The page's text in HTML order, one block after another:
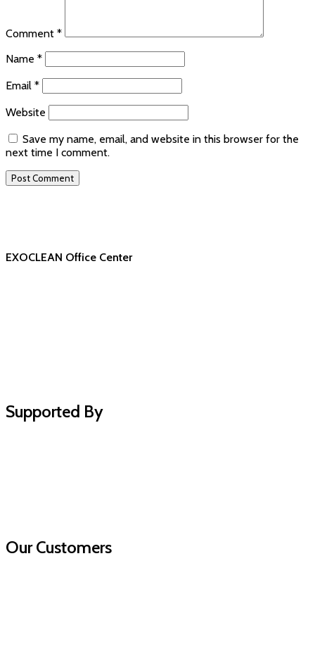
Comment *
Name *
Email *
Website
Save my name, email, and website in this browser for the
next time I comment.
EXOCLEAN Office Center
Supported By
Our Customers